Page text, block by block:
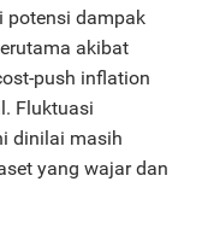
potensi dampak
akibat
push inflation
Fluktuasi
dinilai masih
yang wajar dan